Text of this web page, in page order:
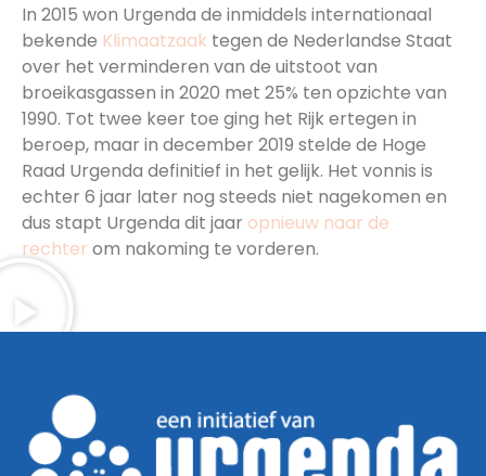
In 2015 won Urgenda de inmiddels internationaal
bekende Klimaatzaak tegen de Nederlandse Staat
over het verminderen van de uitstoot van
broeikasgassen in 2020 met 25% ten opzichte van
1990. Tot twee keer toe ging het Rijk ertegen in
beroep, maar in december 2019 stelde de Hoge
Raad Urgenda definitief in het gelijk. Het vonnis is
echter 6 jaar later nog steeds niet nagekomen en
dus stapt Urgenda dit jaar opnieuw naar de
rechter om nakoming te vorderen.